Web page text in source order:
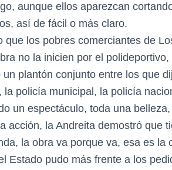
aunque ellos aparezcan
así de fácil o más claro.
que los pobres comerciantes de
no la inicien por el
un plantón conjunto entre los que
la policía municipal, la policía
un espectáculo, toda una
acción, la Andreita demostró que
la obra va porque va, esa es la
Estado pudo más frente a los